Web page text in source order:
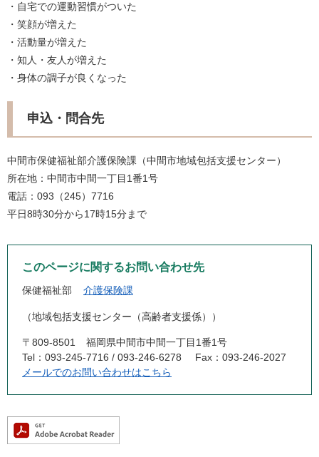
・自宅での運動習慣がついた
・笑顔が増えた
・活動量が増えた
・知人・友人が増えた
・身体の調子が良くなった
申込・問合先
中間市保健福祉部介護保険課（中間市地域包括支援センター）
所在地：中間市中間一丁目1番1号
電話：093（245）7716
平日8時30分から17時15分まで
このページに関するお問い合わせ先
保健福祉部 介護保険課
地域包括支援センター（高齢者支援係）
〒809-8501
福岡県中間市中間一丁目1番1号
Tel：093-245-7716 / 093-246-6278
Fax：093-246-2027
メールでのお問い合わせはこちら